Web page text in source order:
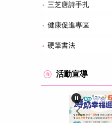
三芝唐詩手扎
健康促進專區
硬筆書法
活動宣導